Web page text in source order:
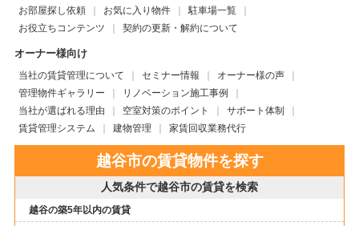
お部屋探し依頼
お気に入り物件
駐車場一覧
お役立ちコンテンツ
契約の更新・解約について
オーナー様向け
当社の賃貸管理について セミナー情報
オーナー様の声
管理物件ギャラリー
リノベーション施工事例
当社が選ばれる理由
空室対策のポイント
サポート体制
賃貸管理システム
建物管理 家賃回収業務代行
越谷市の賃貸物件を探す
人気条件で越谷市の賃貸を検索
越谷の築5年以内の賃貸